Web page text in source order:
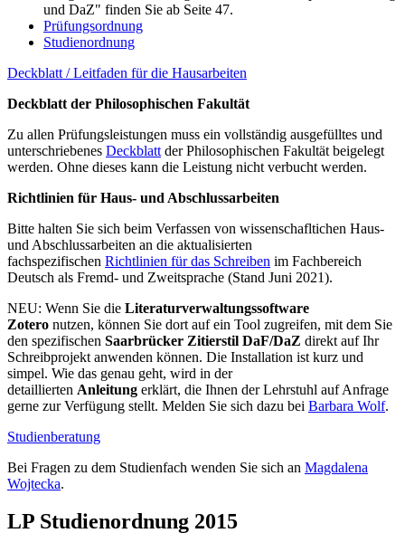
und DaZ" finden Sie ab Seite 47.
Prüfungsordnung
Studienordnung
Deckblatt / Leitfaden für die Hausarbeiten
Deckblatt der Philosophischen Fakultät
Zu allen Prüfungsleistungen muss ein vollständig ausgefülltes und
unterschriebenes Deckblatt der Philosophischen Fakultät beigelegt
werden. Ohne dieses kann die Leistung nicht verbucht werden.
Richtlinien für Haus- und Abschlussarbeiten
Bitte halten Sie sich beim Verfassen von wissenschafltichen Haus-
und Abschlussarbeiten an die aktualisierten
fachspezifischen Richtlinien für das Schreiben im Fachbereich
Deutsch als Fremd- und Zweitsprache (Stand Juni 2021).
NEU: Wenn Sie die Literaturverwaltungssoftware
Zotero nutzen, können Sie dort auf ein Tool zugreifen, mit dem Sie
den spezifischen Saarbrücker Zitierstil DaF/DaZ direkt auf Ihr
Schreibprojekt anwenden können. Die Installation ist kurz und
simpel. Wie das genau geht, wird in der
detaillierten Anleitung erklärt, die Ihnen der Lehrstuhl auf Anfrage
gerne zur Verfügung stellt. Melden Sie sich dazu bei Barbara Wolf.
Studienberatung
Bei Fragen zu dem Studienfach wenden Sie sich an Magdalena
Wojtecka.
LP Studienordnung 2015